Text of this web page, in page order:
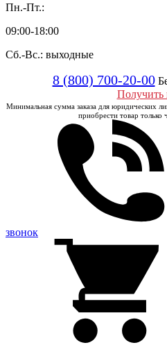
Пн.-Пт.:
09:00-18:00
Сб.-Вс.: выходные
8 (800) 700-20-00
Получить
Минимальная сумма заказа для юридических
приобрести товар только
звонок